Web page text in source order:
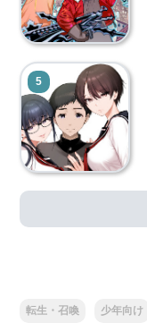
5
転生・召喚 少年向け